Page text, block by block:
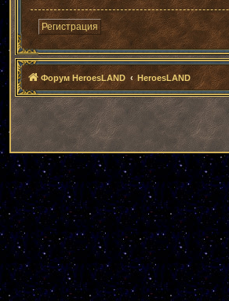
Регистрация
Форум HeroesLAND HeroesLAND